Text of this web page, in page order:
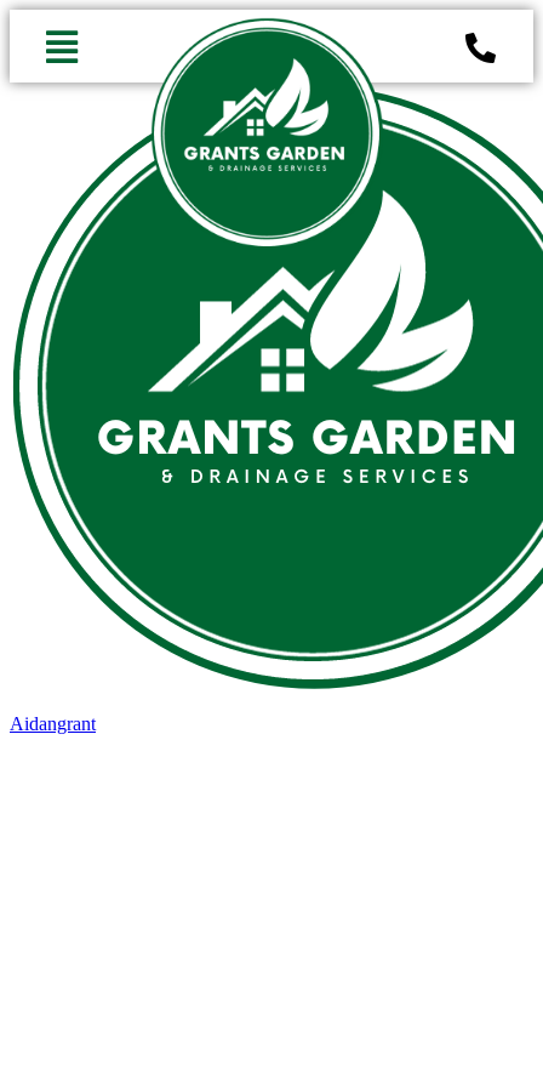
Aidangrant